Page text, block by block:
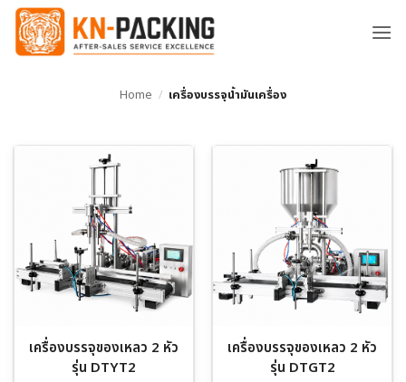
ข้าม
ยัง
Home / เครื่องบรรจุน้ำมันเครื่อง
เครื่องบรรจุของเหลว 2 หัว
รุ่น DTYT2
เครื่องบรรจุของเหลว 2 หัว
รุ่น DTGT2